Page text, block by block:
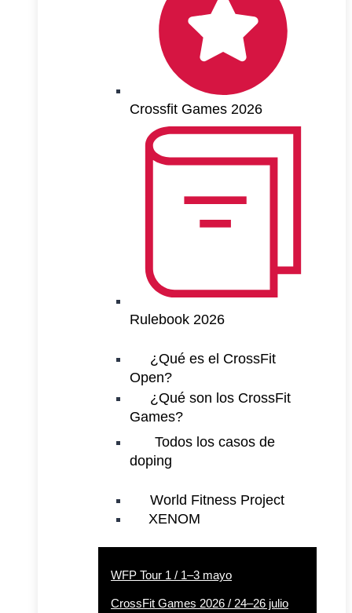
Crossfit Games 2026
Rulebook 2026
¿Qué es el CrossFit
Open?
¿Qué son los CrossFit
Games?
Todos los casos de
doping
World Fitness Project
XENOM
WFP Tour 1 / 1–3 mayo
CrossFit Games 2026 / 24–26 julio